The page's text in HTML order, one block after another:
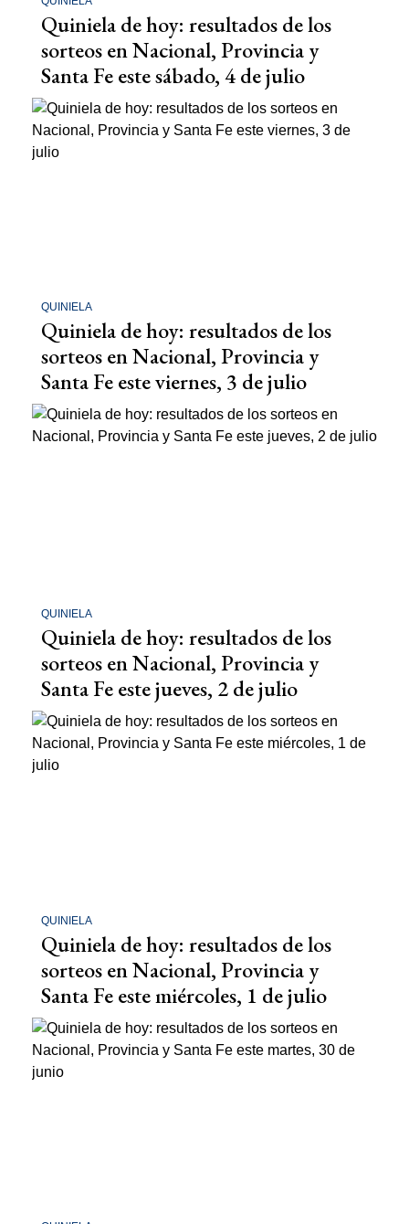
Quiniela de hoy: resultados de los
sorteos en Nacional, Provincia y
Santa Fe este sábado, 4 de julio
QUINIELA
Quiniela de hoy: resultados de los
sorteos en Nacional, Provincia y
Santa Fe este viernes, 3 de julio
QUINIELA
Quiniela de hoy: resultados de los
sorteos en Nacional, Provincia y
Santa Fe este jueves, 2 de julio
QUINIELA
Quiniela de hoy: resultados de los
sorteos en Nacional, Provincia y
Santa Fe este miércoles, 1 de julio